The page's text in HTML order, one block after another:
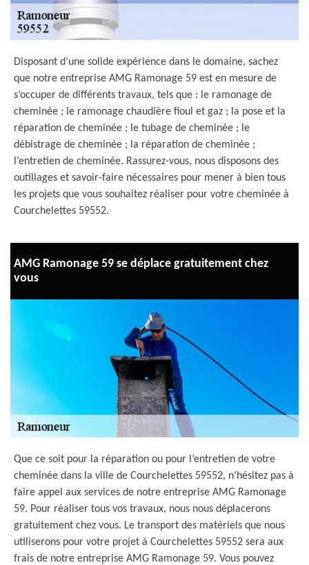
Disposant d’une solide expérience dans le domaine, sachez
que notre entreprise AMG Ramonage 59 est en mesure de
s’occuper de différents travaux, tels que : le ramonage de
cheminée ; le ramonage chaudière fioul et gaz ; la pose et la
réparation de cheminée ; le tubage de cheminée ; le
débistrage de cheminée ; la réparation de cheminée ;
l’entretien de cheminée. Rassurez-vous, nous disposons des
outillages et savoir-faire nécessaires pour mener à bien tous
les projets que vous souhaitez réaliser pour votre cheminée à
Courchelettes 59552.
AMG Ramonage 59 se déplace gratuitement chez
vous
Que ce soit pour la réparation ou pour l’entretien de votre
cheminée dans la ville de Courchelettes 59552, n’hésitez pas à
faire appel aux services de notre entreprise AMG Ramonage
59. Pour réaliser tous vos travaux, nous nous déplacerons
gratuitement chez vous. Le transport des matériels que nous
utiliserons pour votre projet à Courchelettes 59552 sera aux
frais de notre entreprise AMG Ramonage 59. Vous pouvez